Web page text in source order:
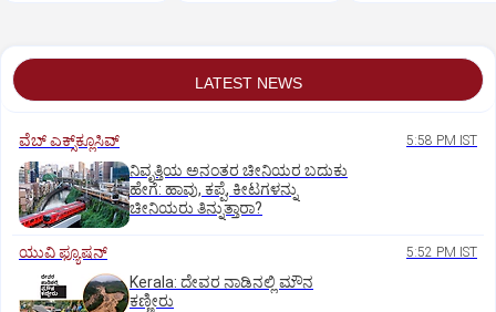
LATEST NEWS
ವೆಬ್ ಎಕ್ಸ್‌ಕ್ಲೂಸಿವ್ 5:58 PM IST
ನಿವೃತ್ತಿಯ ಅನಂತರ ಚೀನಿಯರ ಬದುಕು
ಹೇಗೆ: ಹಾವು, ಕಪ್ಪೆ, ಕೀಟಗಳನ್ನು
ಚೀನಿಯರು ತಿನ್ನುತ್ತಾರಾ?
ಯುವಿ ಫ್ಯೂಷನ್ 5:52 PM IST
Kerala: ದೇವರ ನಾಡಿನಲ್ಲಿ ಮೌನ
ಕಣ್ಣೀರು